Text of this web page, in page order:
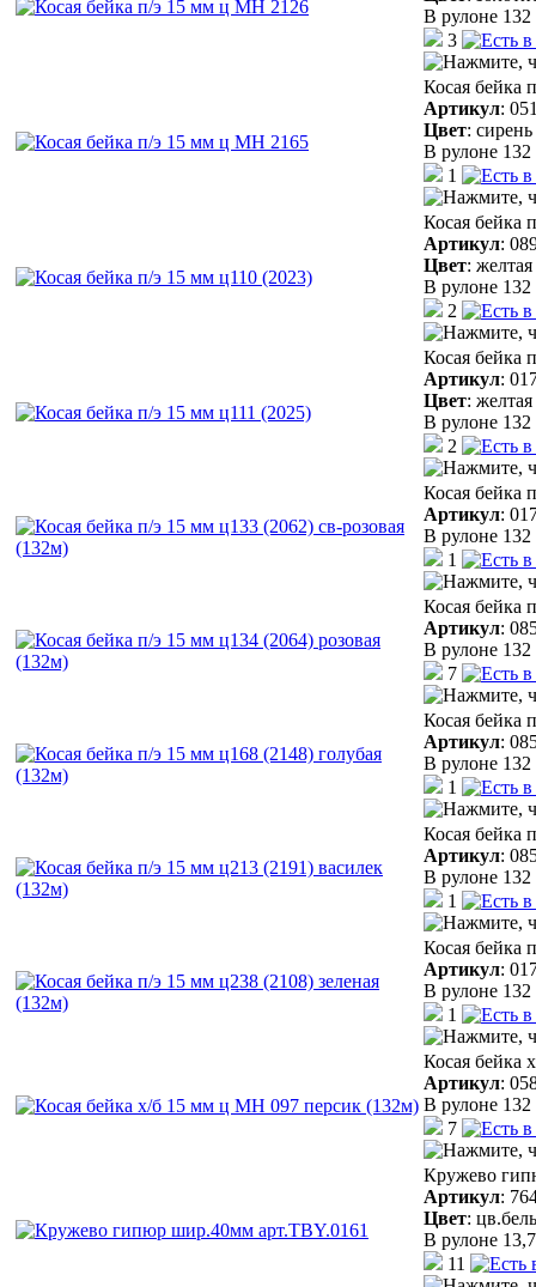
В рулоне
3
Косая бейка
Артикул:
Цвет: сирень
В рулоне
1
Косая бейка
Артикул:
Цвет: желтая
В рулоне
2
Косая бейка
Артикул:
Цвет: желтая
В рулоне
2
Косая бейка
Артикул:
В рулоне
1
Косая бейка
Артикул:
В рулоне
7
Косая бейка
Артикул:
В рулоне
1
Косая бейка
Артикул:
В рулоне
1
Косая бейка
Артикул:
В рулоне
1
Косая бейка
Артикул:
В рулоне
7
Кружево
Артикул:
Цвет:
В рулоне
11